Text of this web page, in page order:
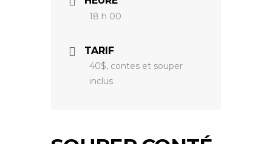
18 h 00
TARIF
40$, contes et souper
inclus